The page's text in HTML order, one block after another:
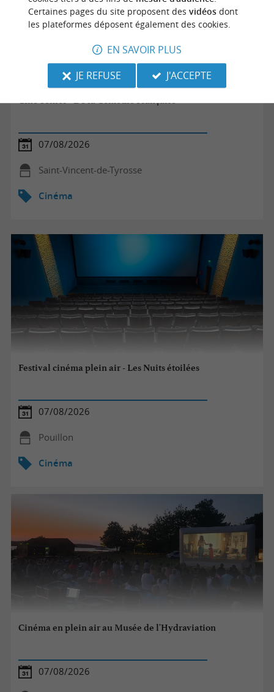
Ciné Sénior - De la Comédie Française
07/08/2026
Saint-Vincent-de-Tyrosse
Cinéma
Festival cinéma plein air - Les Nuits étoilées
07/08/2026
Pouillon
Cinéma
Cinéma en plein air au Musée de l'Hydraviation
07/08/2026
Certaines pages du site proposent des vidéosdont
les plateformes déposent également des cookies.
EN SAVOIR PLUS
JE REFUSE
J'ACCEPTE